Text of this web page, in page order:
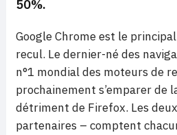
50%.
Google Chrome est le
recul. Le dernier-né des
n°1 mondial des moteurs de
prochainement s’emparer de
détriment de Firefox. Les
partenaires – comptent